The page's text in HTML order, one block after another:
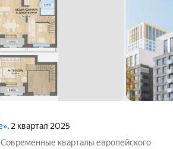
, 2 квартал 2025
кварталы европейского